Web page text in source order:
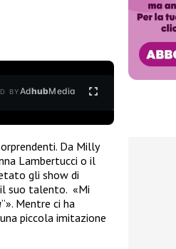
BYAdhubMedia
Da Milly
Lambertucci o il
gli show di
il suo talento. «Mi
”». Mentre ci ha
piccola imitazione